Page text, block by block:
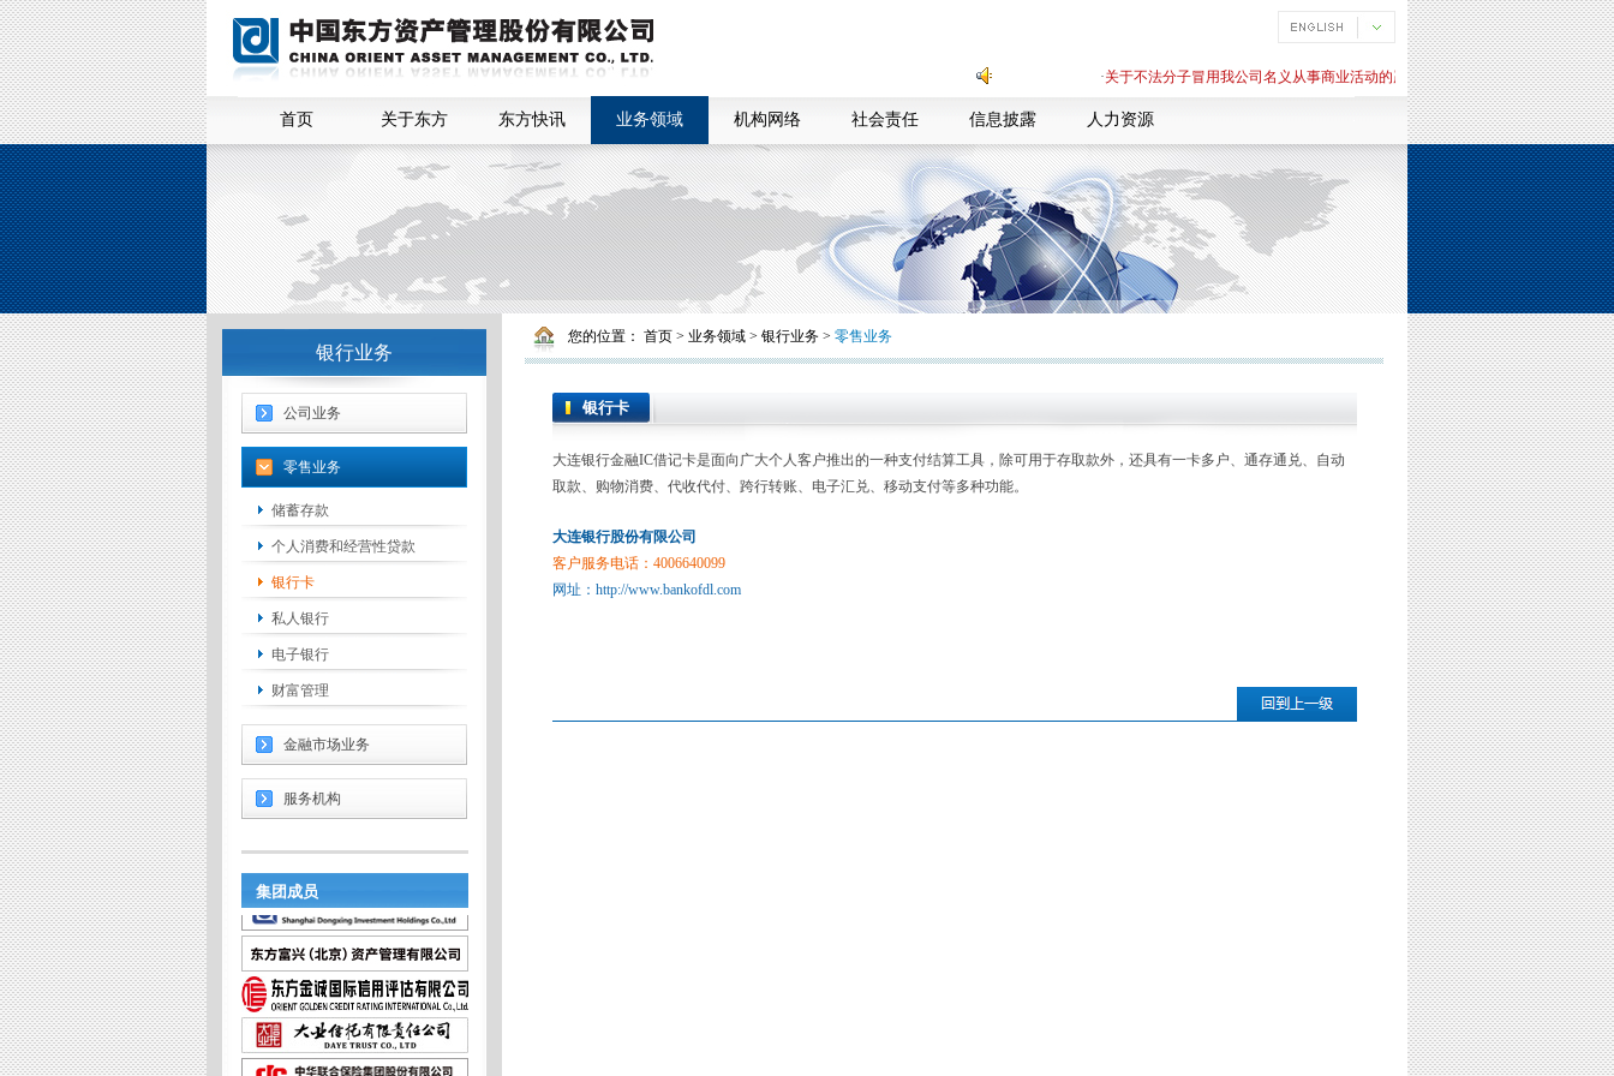
关于不法分子冒用我公司名义从事商业活动的严正声明·关于不法分子冒用我公
首页 关于东方 东方快讯 业务领域 机构网络 社会责任 信息披露 人力资源
银行业务
公司业务
零售业务
储蓄存款
个人消费和经营性贷款
银行卡
私人银行
电子银行
财富管理
金融市场业务
服务机构
集团成员
您的位置： 首页 > 业务领域 > 银行业务 > 零售业务
银行卡
大连银行金融IC借记卡是面向广大个人客户推出的一种支付结算工具，除可用于存取款外，还具有一卡多户、通存通兑、自动
取款、购物消费、代收代付、跨行转账、电子汇兑、移动支付等多种功能。
大连银行股份有限公司
客户服务电话：4006640099
网址： http://www.bankofdl.com